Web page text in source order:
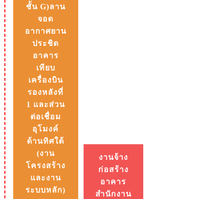
ชั้น G)ลาน
จอด
อากาศยาน
ประชิด
อาคาร
เทียบ
เครื่องบิน
รองหลังที่
1 และส่วน
ต่อเชื่อม
อุโมงค์
ด้านทิศใต้
(งาน
โครงสร้าง
และงาน
ระบบหลัก)
งานจ้าง
ก่อสร้าง
อาคาร
สำนักงาน